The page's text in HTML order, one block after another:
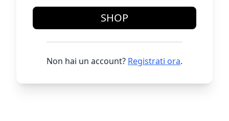
SHOP
Non hai un account? Registrati ora.